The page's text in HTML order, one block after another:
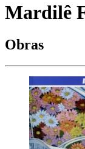
Mardilê
Obras